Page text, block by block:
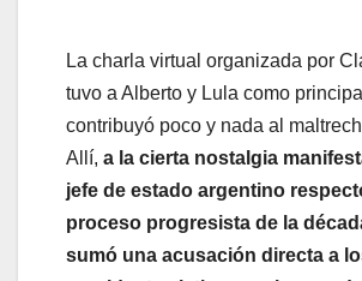
La charla virtual organizada por
tuvo a Alberto y Lula como
contribuyó poco y nada al
Allí, a la cierta nostalgia
jefe de estado argentino
proceso progresista de la
sumó una acusación directa a